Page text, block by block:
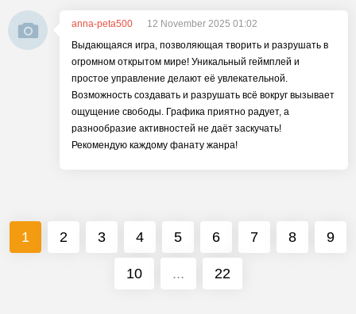
anna-peta500
12 November 2025 01:02
Выдающаяся игра, позволяющая творить и разрушать в
огромном открытом мире! Уникальный геймплей и
простое управление делают её увлекательной.
Возможность создавать и разрушать всё вокруг вызывает
ощущение свободы. Графика приятно радует, а
разнообразие активностей не даёт заскучать!
Рекомендую каждому фанату жанра!
1 2 3 4 5 6 7 8 9
10 ... 22